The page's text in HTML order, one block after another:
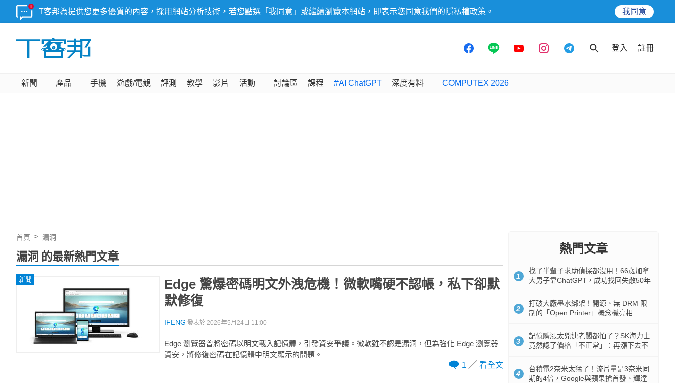
T客邦為提供您更多優質的內容，採用網站分析技術，若您點選「我同意」或繼續瀏覽本網站，即表示您同意我們的 隱私權政策 。 我同意
登入 註冊
新聞 產品 手機 遊戲/電競 評測 教學 影片 活動 討論區 課程 #AI ChatGPT 深度有料 COMPUTEX 2026
首頁 漏洞
漏洞 的最新熱門文章
新聞
Edge 驚爆密碼明文外洩危機！微軟嘴硬不認帳，私下卻默
默修復
IFENG 發表於 2026年5月24日 11:00
Edge 瀏覽器曾將密碼以明文載入記憶體，引發資安爭議。微軟雖不認是漏洞，但為強化 Edge 瀏覽器
資安，將修復密碼在記憶體中明文顯示的問題。
1
看全文
熱門文章
1
找了半輩子求助偵探都沒用！66歲加拿
大男子靠ChatGPT，成功找回失散50年
2
打破大廠墨水綁架！開源、無 DRM 限
制的「Open Printer」概念機亮相
3
記憶體漲太兇連老闆都怕了？SK海力士
竟然認了價格「不正常」：再漲下去不
4
台積電2奈米太猛了！流片量是3奈米同
期的4倍，Google與蘋果搶首發、輝達